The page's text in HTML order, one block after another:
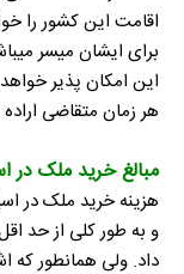
اقامت این کشور را
برای ایشان میسر
این امکان پذیر
هر زمان متقاضی اراده
مبالغ خرید ملک در
هزینه خرید ملک در